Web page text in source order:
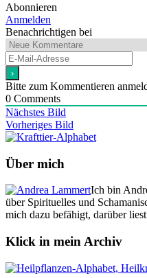
Abonnieren
Anmelden
Benachrichtigen bei
Bitte zum Kommentieren
0 Comments
Nächstes Bild
Vorheriges Bild
Über mich
Ich bin
über Spirituelles und
mich dazu befähigt, darüber
Klick in mein Archiv